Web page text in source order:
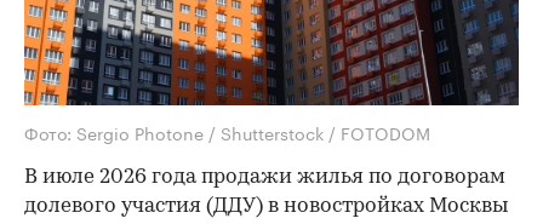
Фото: Sergio Photone / Shutterstock / FOTODOM
В июле 2026 года продажи жилья по договорам
долевого участия (ДДУ) в новостройках Москвы